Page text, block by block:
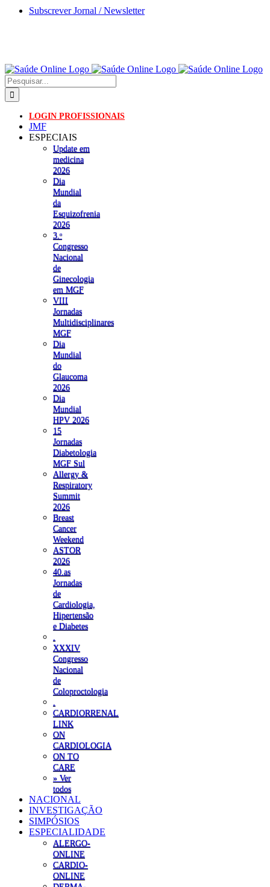
Skip
Subscrever Jornal / Newsletter
Pesquisar
LOGIN PROFISSIONAIS
JMF
ESPECIAIS
Update em
medicina
2026
Dia
Mundial
da
Esquizofrenia
2026
3.ᵒ
Congresso
Nacional
de
Ginecologia
em MGF
VIII
Jornadas
Multidisciplinares
MGF
Dia
Mundial
do
Glaucoma
2026
Dia
Mundial
HPV 2026
15
Jornadas
Diabetologia
MGF Sul
Allergy &
Respiratory
Summit
2026
Breast
Cancer
Weekend
ASTOR
2026
40.as
Jornadas
de
Cardiologia,
Hipertensão
e Diabetes
XXXIV
Congresso
Nacional
de
Coloproctologia
CARDIORRENAL
LINK
ON
CARDIOLOGIA
ON TO
CARE
» Ver
todos
NACIONAL
INVESTIGAÇÃO
SIMPÓSIOS
ESPECIALIDADE
ALERGO-
ONLINE
CARDIO-
ONLINE